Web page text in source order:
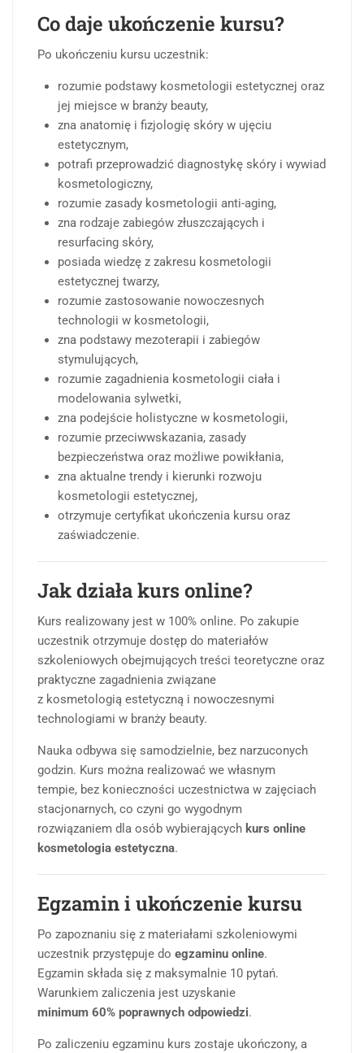
Co daje ukończenie kursu?
Po ukończeniu kursu uczestnik:
rozumie podstawy kosmetologii estetycznej oraz
jej miejsce w branży beauty,
zna anatomię i fizjologię skóry w ujęciu
estetycznym,
potrafi przeprowadzić diagnostykę skóry i wywiad
kosmetologiczny,
rozumie zasady kosmetologii anti-aging,
zna rodzaje zabiegów złuszczających i
resurfacing skóry,
posiada wiedzę z zakresu kosmetologii
estetycznej twarzy,
rozumie zastosowanie nowoczesnych
technologii w kosmetologii,
zna podstawy mezoterapii i zabiegów
stymulujących,
rozumie zagadnienia kosmetologii ciała i
modelowania sylwetki,
zna podejście holistyczne w kosmetologii,
rozumie przeciwwskazania, zasady
bezpieczeństwa oraz możliwe powikłania,
zna aktualne trendy i kierunki rozwoju
kosmetologii estetycznej,
otrzymuje certyfikat ukończenia kursu oraz
zaświadczenie.
Jak działa kurs online?
Kurs realizowany jest w 100% online. Po zakupie
uczestnik otrzymuje dostęp do materiałów
szkoleniowych obejmujących treści teoretyczne oraz
praktyczne zagadnienia związane
z kosmetologią estetyczną i nowoczesnymi
technologiami w branży beauty.
Nauka odbywa się samodzielnie, bez narzuconych
godzin. Kurs można realizować we własnym
tempie, bez konieczności uczestnictwa w zajęciach
stacjonarnych, co czyni go wygodnym
rozwiązaniem dla osób wybierających kurs online
kosmetologia estetyczna.
Egzamin i ukończenie kursu
Po zapoznaniu się z materiałami szkoleniowymi
uczestnik przystępuje do egzaminu online.
Egzamin składa się z maksymalnie 10 pytań.
Warunkiem zaliczenia jest uzyskanie
minimum 60% poprawnych odpowiedzi.
Po zaliczeniu egzaminu kurs zostaje ukończony, a